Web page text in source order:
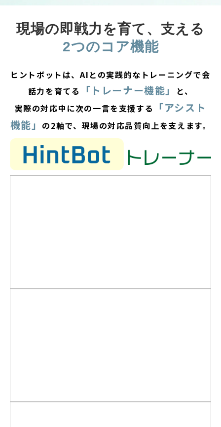
現場の即戦力を育て、支える
2つのコア機能
ヒントボットは、AIとの実践的なトレーニングで会
話力を育てる
「トレーナー機能」
と、
実際の対応中に次の一言を支援する
「アシスト
機能」 の2軸で、現場の対応品質向上を支えます。